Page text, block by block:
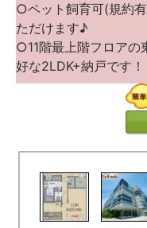
○ペット飼育可(規約
ただけます♪
○11階最上階フロアの
好な2LDK+納戸です！